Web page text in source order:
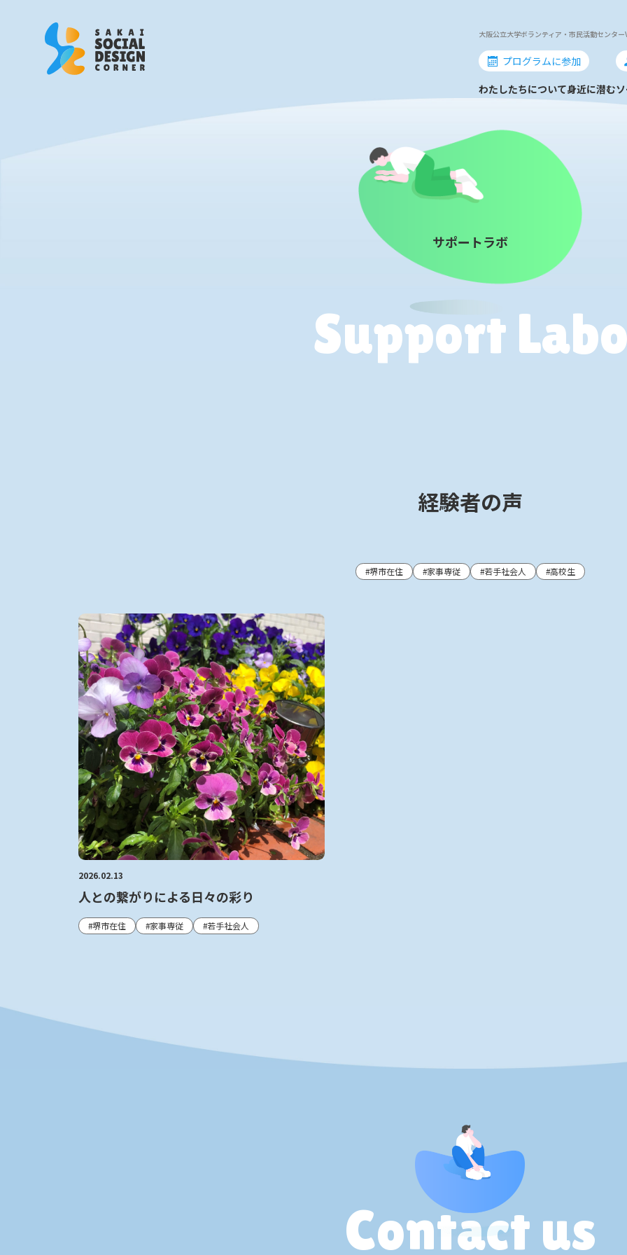
大阪公立大学ボランティア・市民活動センタ
プログラムに参加
わたしたちについて身近に潜む
Support
サポートラボ
経験者の声
堺市在住 家事専従 若手社会人 高校生
2026.02.13
人との繋がりによる日々の彩り
堺市在住 家事専従 若手社会人
Contact us